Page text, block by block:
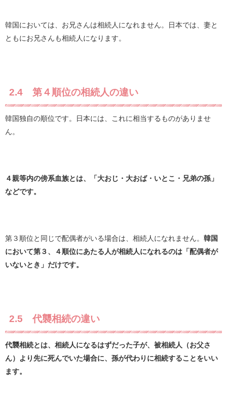
韓国においては、お兄さんは相続人になれません。日本では、妻と
ともにお兄さんも相続人になります。
2.4 第４順位の相続人の違い
韓国独自の順位です。日本には、これに相当するものがありませ
ん。
４親等内の傍系血族とは、「大おじ・大おば・いとこ・兄弟の孫」
などです。
第３順位と同じで配偶者がいる場合は、相続人になれません。 韓国
において第３、４順位にあたる人が相続人になれるのは「配偶者が
いないとき」だけです。
2.5 代襲相続の違い
代襲相続とは、相続人になるはずだった子が、被相続人（お父さ
ん）より先に死んでいた場合に、孫が代わりに相続することをいい
ます。